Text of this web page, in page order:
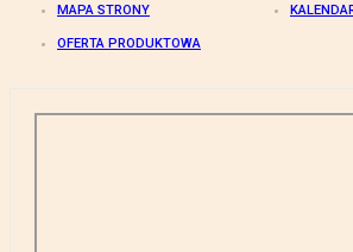
MAPA STRONY
OFERTA PRODUKTOWA